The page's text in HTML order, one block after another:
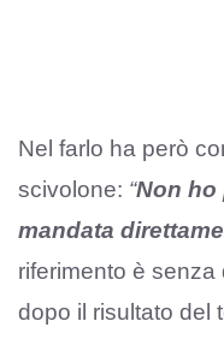
Nel farlo ha però
scivolone: “Non ho
mandata
riferimento è senza
dopo il risultato del